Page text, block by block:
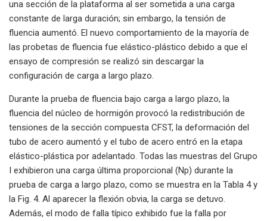
una sección de la plataforma al ser sometida a una carga
constante de larga duración; sin embargo, la tensión de
fluencia aumentó. El nuevo comportamiento de la mayoría de
las probetas de fluencia fue elástico-plástico debido a que el
ensayo de compresión se realizó sin descargar la
configuración de carga a largo plazo.
Durante la prueba de fluencia bajo carga a largo plazo, la
fluencia del núcleo de hormigón provocó la redistribución de
tensiones de la sección compuesta CFST, la deformación del
tubo de acero aumentó y el tubo de acero entró en la etapa
elástico-plástica por adelantado. Todas las muestras del Grupo
I exhibieron una carga última proporcional (Np) durante la
prueba de carga a largo plazo, como se muestra en la Tabla 4 y
la Fig. 4. Al aparecer la flexión obvia, la carga se detuvo.
Además, el modo de falla típico exhibido fue la falla por